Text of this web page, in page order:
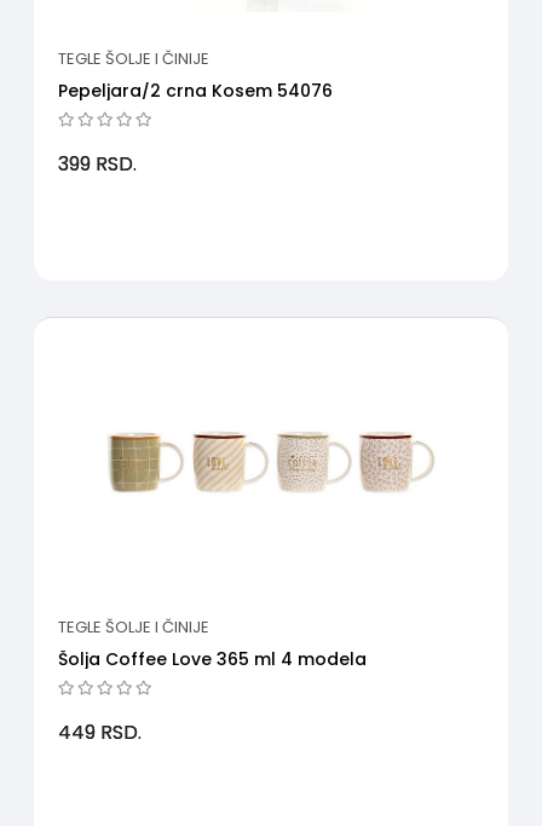
TEGLE ŠOLJE I ČINIJE
Pepeljara/2 crna Kosem 54076
399 RSD.
TEGLE ŠOLJE I ČINIJE
Šolja Coffee Love 365 ml 4 modela
449 RSD.